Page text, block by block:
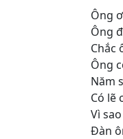
Ông
Ông
Chắc
Ông
Năm
Có lẽ
Vì
Đàn